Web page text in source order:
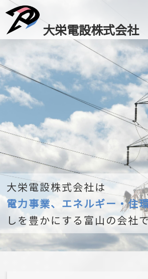
大栄電設株式会社
大栄電設株式会社は
電力事業、エネルギー・住
しを豊かにする富山の会社